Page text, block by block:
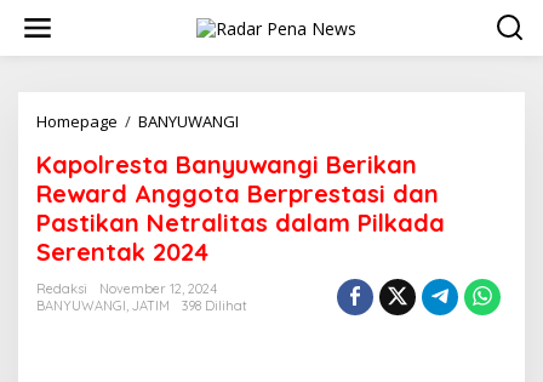
w
Homepage / BANYUWANGI
p
r
a
Kapolresta Banyuwangi Berikan
Reward Anggota Berprestasi dan
Pastikan Netralitas dalam Pilkada
Serentak 2024
Redaksi
November 12, 2024
BANYUWANGI, JATIM 398 Dilihat